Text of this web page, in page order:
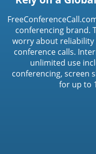
conferencing brand.
worry about
conference calls.
unlimited use
conferencing, screen
for up to